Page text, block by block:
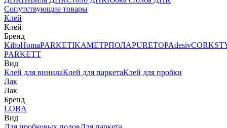
Сопутствующие товары
Клей
Клей
Бренд
KiltoHomaPARKETIKAМЕТРПОЛАPURETOPAdesiv
PARKETT
Вид
Клей для винилаКлей для паркетаКлей для пробки
Лак
Лак
Бренд
LOBA
Вид